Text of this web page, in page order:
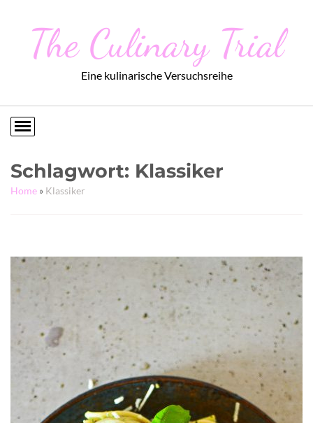
The Culinary Trial
Eine kulinarische Versuchsreihe
Schlagwort: Klassiker
Home » Klassiker